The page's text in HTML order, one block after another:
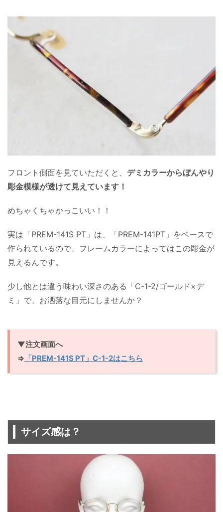
フロント側面を見ていただくと、 デミカラーからぼんやり
彫金模様が透けて見えています！
めちゃくちゃかっこいい！！
実は「PREM-141S PT」は、「PREM-141PT」をベースで
作られているので、フレームカラーによってはこの彫金が
見えるんです。
少し他とは違う味わい深さのある「C-1-2/ゴールド×デ
ミ」で、お洒落な目元にしませんか？
▼注文画面へ
⇒ 「PREM-141S PT」C-1-2はこちら
サイズ感は？